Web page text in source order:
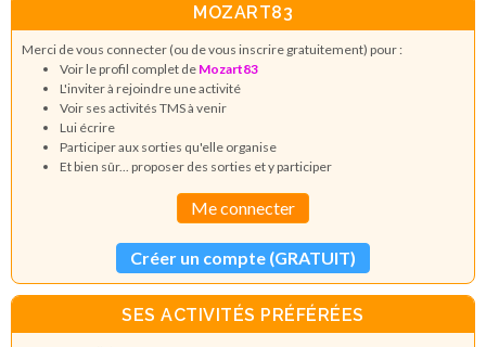
MOZART83
Merci de vous connecter (ou de vous inscrire gratuitement) pour :
Voir le profil complet de Mozart83
L'inviter à rejoindre une activité
Voir ses activités TMS à venir
Lui écrire
Participer aux sorties qu'elle organise
Et bien sûr... proposer des sorties et y participer
Me connecter
Créer un compte (GRATUIT)
SES ACTIVITÉS PRÉFÉRÉES